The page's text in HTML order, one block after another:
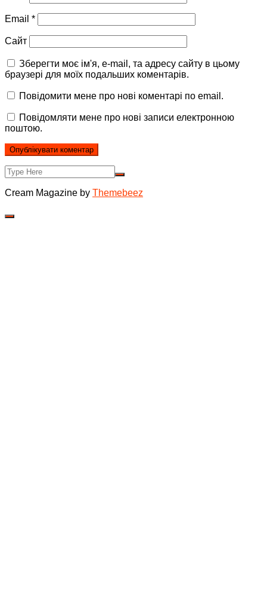
Email *
Сайт
Зберегти моє ім'я, e-mail, та адресу сайту в цьому
браузері для моїх подальших коментарів.
Повідомити мене про нові коментарі по email.
Повідомляти мене про нові записи електронною
поштою.
Cream Magazine by Themebeez